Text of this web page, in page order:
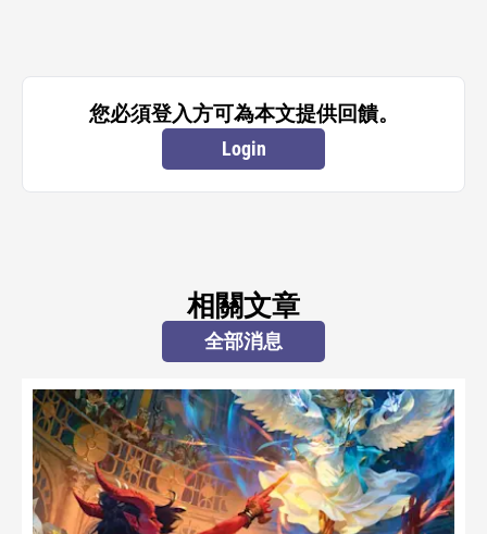
您必須登入方可為本文提供回饋。
Login
相關文章
全部消息